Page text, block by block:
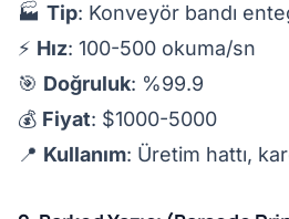
🏭 Tip: Konveyör bandı
⚡ Hız: 100-500 okuma/sn
🎯 Doğruluk: %99.9
💰 Fiyat: $1000-5000
📍 Kullanım: Üretim hattı,